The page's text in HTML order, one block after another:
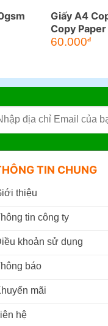
Giấy A4
Copy
60.000đ
TIN CHUNG
thiệu
tin công ty
khoản sử dụng
báo
mãi
hệ